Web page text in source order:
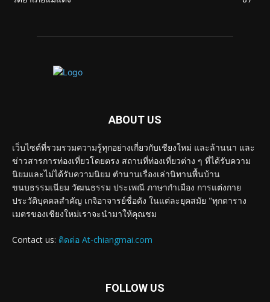
ABOUT US
เว็บไซต์ที่รวมรวมความรู้ทุกอย่างเกี่ยวกับเชียงใหม่ และล้านนา และ
ข่าวสารการท่องเที่ยวโดยตรง สถานที่ท่องเที่ยวต่าง ๆ ที่ได้รับความ
นิยมและไม่ได้รับความนิยม ตำนานเรื่องเล่านิทานพื้นบ้าน
ขนบธรรมเนียม วัฒนธรรม ประเพณี ภาษากำเมือง การแต่งกาย
ประวัติบุคคลสำคัญ เกจิอาจารย์ชื่อดัง ในแต่ละยุคสมัย "ทุกตาราง
เมตรของเชียงใหม่เราจะนำมาให้คุณชม
Contact us: ติดต่อ At-chiangmai.com
FOLLOW US